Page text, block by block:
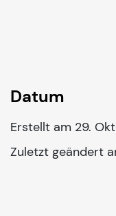
Datum
Erstellt am 29.
Zuletzt geändert